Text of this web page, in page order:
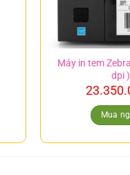
Máy in tem
dpi )
Mua